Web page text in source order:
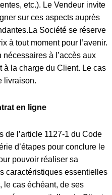
etc.). Le Vendeur invite
sur ces aspects auprès
Société se réserve
à tout moment pour l’avenir.
à l’accès aux
à la charge du Client. Le cas
livraison.
en ligne
de l’article 1127-1 du Code
d’étapes pour conclure le
pouvoir réaliser sa
caractéristiques essentielles
le cas échéant, de ses